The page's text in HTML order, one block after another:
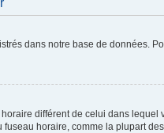
dans notre base de données.
horaire différent de celui dans
horaire, comme la plupart